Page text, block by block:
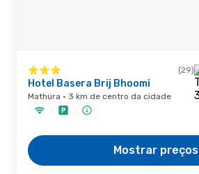
(29)
Hotel Basera Brij Bhoomi
Mathura · 3 km de centro da cidade
Mostrar preços